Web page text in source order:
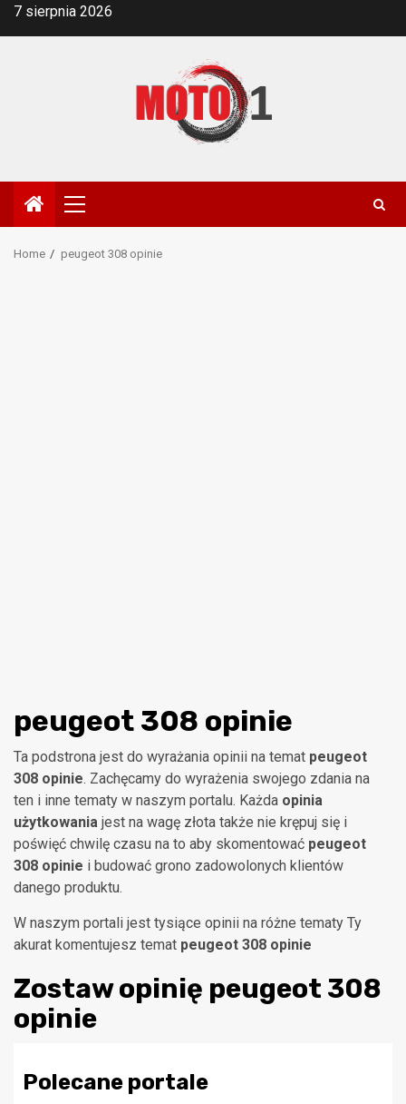
Skip7 sierpnia 2026
Primary
Menu
Home peugeot 308 opinie
peugeot 308 opinie
Ta podstrona jest do wyrażania opinii na temat peugeot
308 opinie. Zachęcamy do wyrażenia swojego zdania na
ten i inne tematy w naszym portalu. Każda opinia
użytkowania jest na wagę złota także nie krępuj się i
poświęć chwilę czasu na to aby skomentować peugeot
308 opinie i budować grono zadowolonych klientów
danego produktu.
W naszym portali jest tysiące opinii na różne tematy Ty
akurat komentujesz temat peugeot 308 opinie
Zostaw opinię peugeot 308
opinie
Polecane portale